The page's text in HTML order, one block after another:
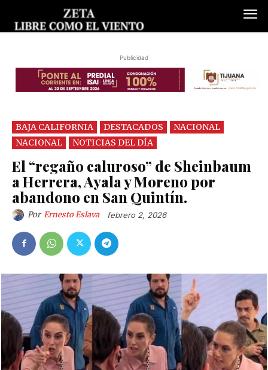
Publicidad
BAJA CALIFORNIA DESTACADOS
NACIONAL
NACIONAL
NOTICIAS DEL DÍA
El “regaño caluroso” de Sheinbaum
a Herrera, Ayala y Moreno por
abandono en San Quintín.
Por Ernesto Eslava febrero 2, 2026